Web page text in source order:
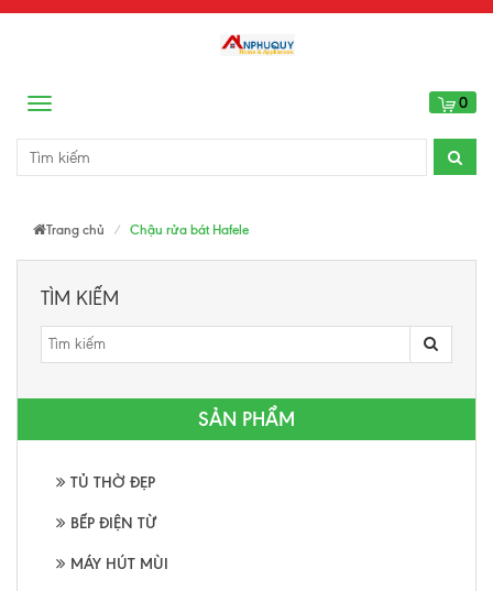
Menu 0
Trang chủ Chậu rửa bát Hafele
TÌM KIẾM
SẢN PHẨM
TỦ THỜ ĐẸP
BẾP ĐIỆN TỪ
MÁY HÚT MÙI